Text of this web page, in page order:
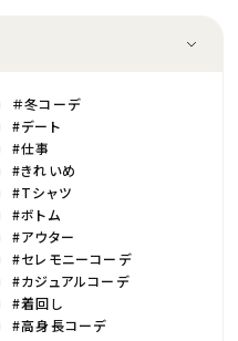
＃冬コーデ
#デート
#仕事
#きれいめ
#Tシャツ
#ボトム
#アウター
#セレモニーコーデ
#カジュアルコーデ
#着回し
#高身長コーデ